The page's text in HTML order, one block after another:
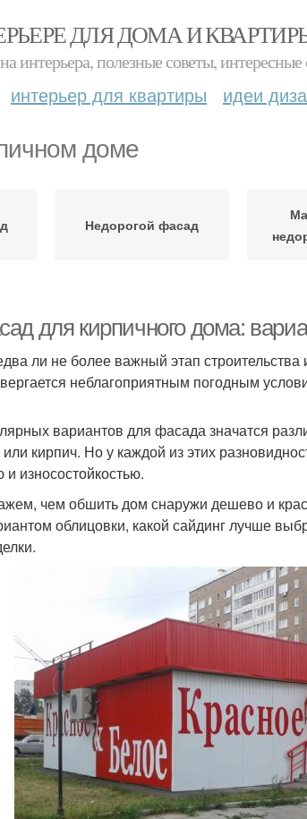
ДЛЯ ДОМА И
интерьера, полезные советы, интересные
интерьер для квартиры идеи
доме
Недорогой фасад
для кирпичного дома:
ли не более важный этап
неблагоприятным погодным
вариантов для фасада значатся
кирпич. Но у каждой из этих
износостойкостью.
чем обшить дом снаружи дешево и
облицовки, какой сайдинг лучше